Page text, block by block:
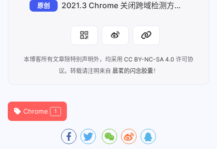
原创 2021.3 Chrome 关闭跨域检测方法 Mac-Windows
本博客所有文章除特别声明外，均采用 CC BY-NC-SA 4.0 许可协
议。转载请注明来自 晨茗的闪念胶囊！
Chrome 1